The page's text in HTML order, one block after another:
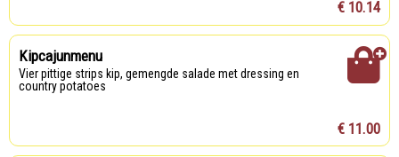
€ 10.14
Kipcajunmenu
Vier pittige strips kip, gemengde salade met dressing en
country potatoes
€ 11.00